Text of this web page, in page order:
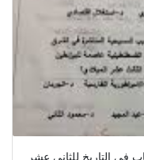
التاريخ للثاني عشر